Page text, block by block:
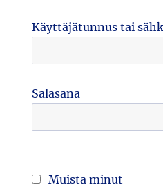
Käyttäjätunnus tai
Salasana
Muista minut